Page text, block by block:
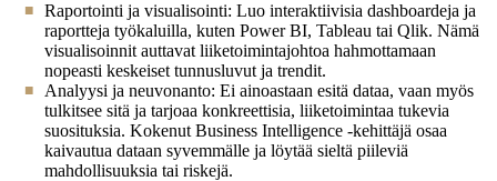
Raportointi ja visualisointi: Luo interaktiivisia dashboardeja ja
raportteja työkaluilla, kuten Power BI, Tableau tai Qlik. Nämä
visualisoinnit auttavat liiketoimintajohtoa hahmottamaan
nopeasti keskeiset tunnusluvut ja trendit.
Analyysi ja neuvonanto: Ei ainoastaan esitä dataa, vaan myös
tulkitsee sitä ja tarjoaa konkreettisia, liiketoimintaa tukevia
suosituksia. Kokenut Business Intelligence -kehittäjä osaa
kaivautua dataan syvemmälle ja löytää sieltä piileviä
mahdollisuuksia tai riskejä.